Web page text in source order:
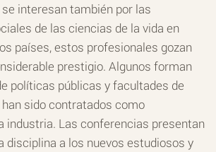
interesan también por las
de las ciencias de la vida en
países, estos profesionales gozan
prestigio. Algunos forman
políticas públicas y facultades de
sido contratados como
industria. Las conferencias presentan
disciplina a los nuevos estudiosos y